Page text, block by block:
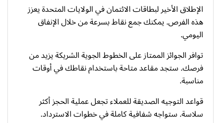
الإطلاق الأخير لبطاقات الائتمان في الولايات المتحدة يعزز
هذه الفرص. يمكنك جمع نقاط بسرعة من خلال الإنفاق
اليومي.
توافر الجوائز الممتاز على الخطوط الجوية الشريكة يزيد من
فرصك. ستجد مقاعد متاحة باستخدام نقاطك في أوقات
مناسبة.
قواعد التوجيه الصديقة للعملاء تجعل عملية الحجز أكثر
سلاسة. ستواجه شفافية كاملة في خطوات الاسترداد.